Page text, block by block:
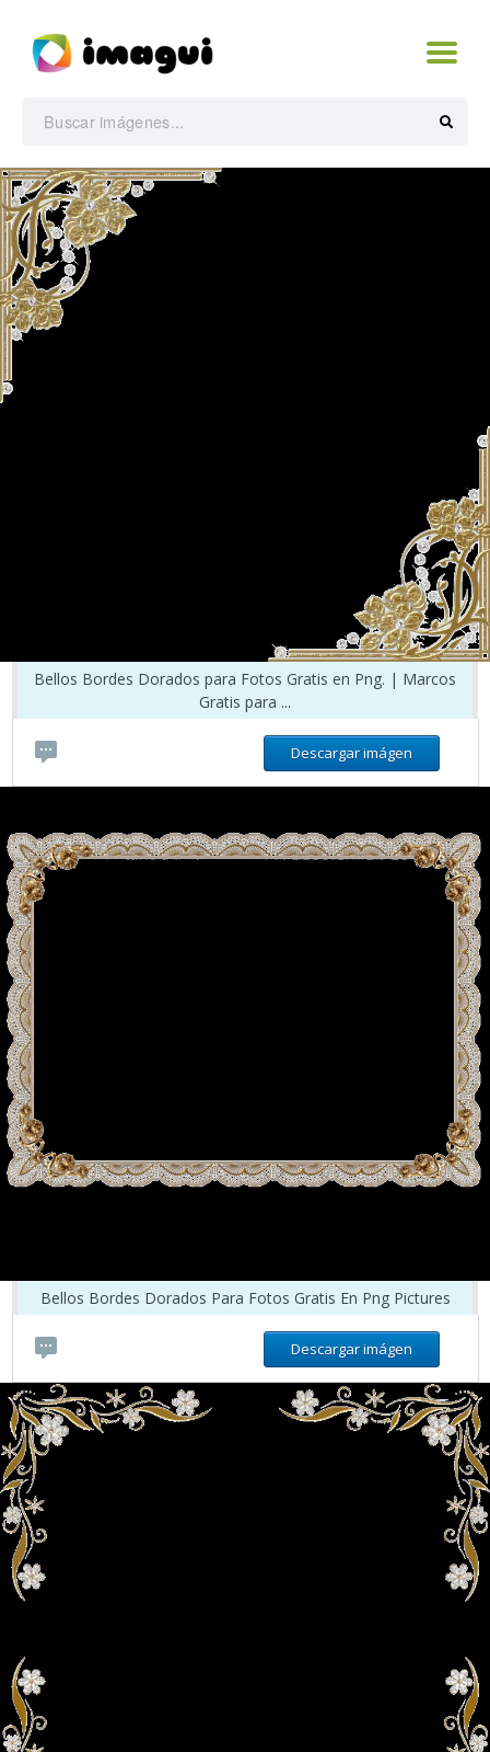
Bellos Bordes Dorados para Fotos Gratis en Png. | Marcos
Gratis para ...
Descargar imágen
Bellos Bordes Dorados Para Fotos Gratis En Png Pictures
Descargar imágen